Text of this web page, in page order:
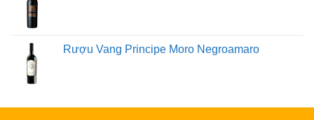
Rượu Vang Principe Moro Negroamaro